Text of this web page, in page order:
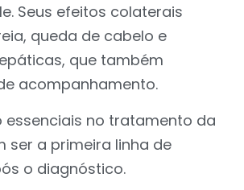
Seus efeitos colaterais
queda de cabelo e
que também
acompanhamento.
essenciais no tratamento da
ser a primeira linha de
o diagnóstico.